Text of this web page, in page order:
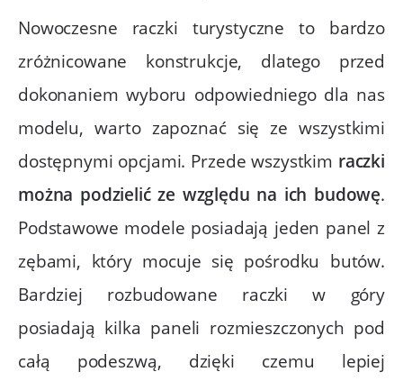
Nowoczesne raczki turystyczne to bardzo
zróżnicowane konstrukcje, dlatego przed
dokonaniem wyboru odpowiedniego dla nas
modelu, warto zapoznać się ze wszystkimi
dostępnymi opcjami. Przede wszystkim raczki
można podzielić ze względu na ich budowę.
Podstawowe modele posiadają jeden panel z
zębami, który mocuje się pośrodku butów.
Bardziej rozbudowane raczki w góry
posiadają kilka paneli rozmieszczonych pod
całą podeszwą, dzięki czemu lepiej